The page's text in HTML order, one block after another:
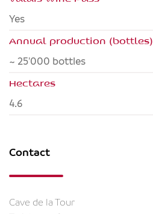
yes
Annual production (bottles)
~ 25'000 bottles
Hectares
4.6
Contact
Cave de la Tour